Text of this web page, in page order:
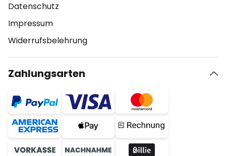
Datenschutz
Impressum
Widerrufsbelehrung
Zahlungsarten